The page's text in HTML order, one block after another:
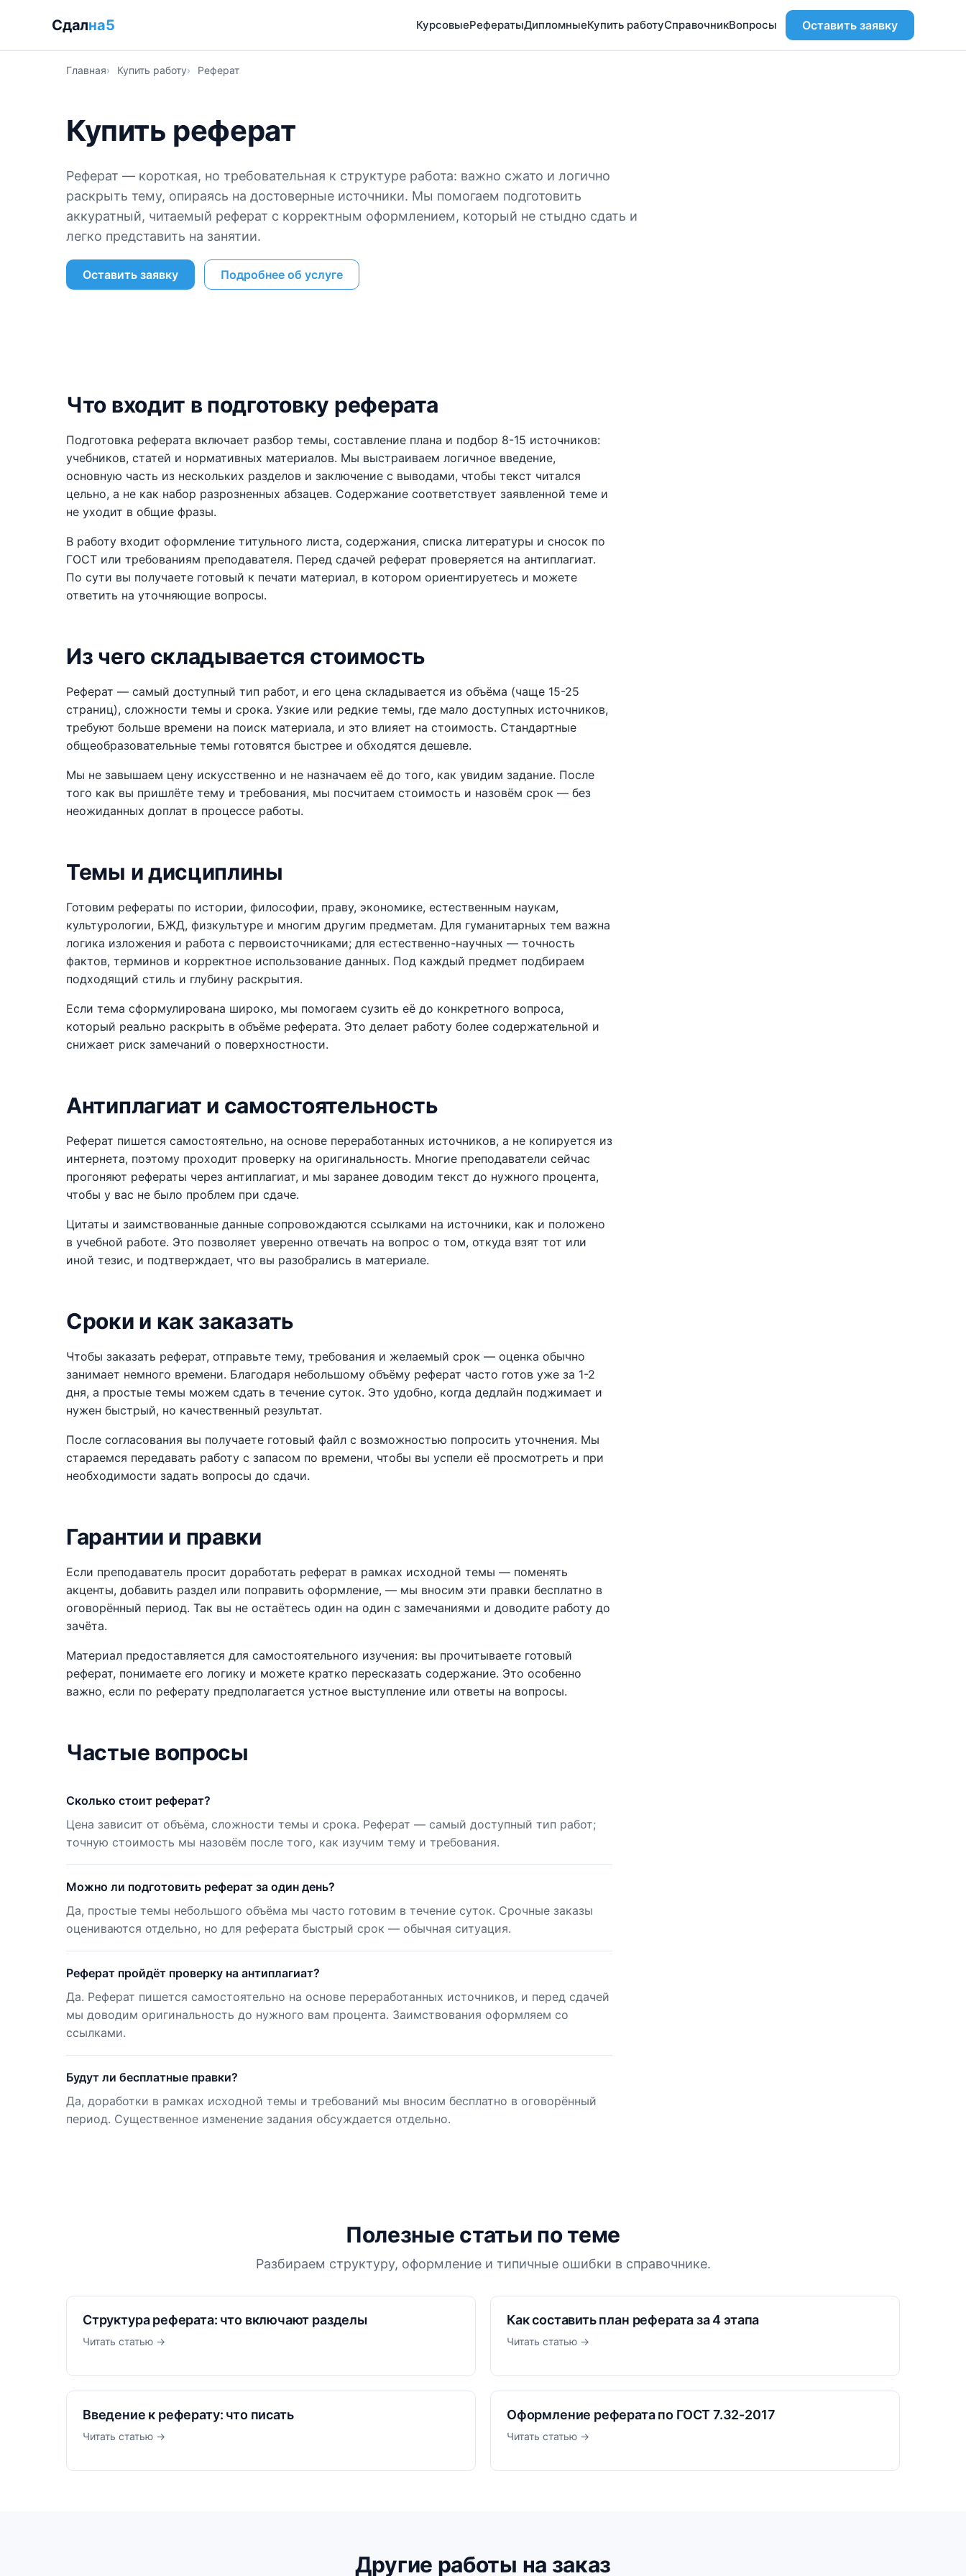
Сдална5 КурсовыеРефератыДипломныеКупить работуСправочникВопросы Оставить заявку
Главная Купить работу Реферат
Купить реферат
Реферат — короткая, но требовательная к структуре работа: важно сжато и логично
раскрыть тему, опираясь на достоверные источники. Мы помогаем подготовить
аккуратный, читаемый реферат с корректным оформлением, который не стыдно сдать и
легко представить на занятии.
Оставить заявку Подробнее об услуге
Что входит в подготовку реферата
Подготовка реферата включает разбор темы, составление плана и подбор 8-15 источников:
учебников, статей и нормативных материалов. Мы выстраиваем логичное введение,
основную часть из нескольких разделов и заключение с выводами, чтобы текст читался
цельно, а не как набор разрозненных абзацев. Содержание соответствует заявленной теме и
не уходит в общие фразы.
В работу входит оформление титульного листа, содержания, списка литературы и сносок по
ГОСТ или требованиям преподавателя. Перед сдачей реферат проверяется на антиплагиат.
По сути вы получаете готовый к печати материал, в котором ориентируетесь и можете
ответить на уточняющие вопросы.
Из чего складывается стоимость
Реферат — самый доступный тип работ, и его цена складывается из объёма (чаще 15-25
страниц), сложности темы и срока. Узкие или редкие темы, где мало доступных источников,
требуют больше времени на поиск материала, и это влияет на стоимость. Стандартные
общеобразовательные темы готовятся быстрее и обходятся дешевле.
Мы не завышаем цену искусственно и не назначаем её до того, как увидим задание. После
того как вы пришлёте тему и требования, мы посчитаем стоимость и назовём срок — без
неожиданных доплат в процессе работы.
Темы и дисциплины
Готовим рефераты по истории, философии, праву, экономике, естественным наукам,
культурологии, БЖД, физкультуре и многим другим предметам. Для гуманитарных тем важна
логика изложения и работа с первоисточниками; для естественно-научных — точность
фактов, терминов и корректное использование данных. Под каждый предмет подбираем
подходящий стиль и глубину раскрытия.
Если тема сформулирована широко, мы помогаем сузить её до конкретного вопроса,
который реально раскрыть в объёме реферата. Это делает работу более содержательной и
снижает риск замечаний о поверхностности.
Антиплагиат и самостоятельность
Реферат пишется самостоятельно, на основе переработанных источников, а не копируется из
интернета, поэтому проходит проверку на оригинальность. Многие преподаватели сейчас
прогоняют рефераты через антиплагиат, и мы заранее доводим текст до нужного процента,
чтобы у вас не было проблем при сдаче.
Цитаты и заимствованные данные сопровождаются ссылками на источники, как и положено
в учебной работе. Это позволяет уверенно отвечать на вопрос о том, откуда взят тот или
иной тезис, и подтверждает, что вы разобрались в материале.
Сроки и как заказать
Чтобы заказать реферат, отправьте тему, требования и желаемый срок — оценка обычно
занимает немного времени. Благодаря небольшому объёму реферат часто готов уже за 1-2
дня, а простые темы можем сдать в течение суток. Это удобно, когда дедлайн поджимает и
нужен быстрый, но качественный результат.
После согласования вы получаете готовый файл с возможностью попросить уточнения. Мы
стараемся передавать работу с запасом по времени, чтобы вы успели её просмотреть и при
необходимости задать вопросы до сдачи.
Гарантии и правки
Если преподаватель просит доработать реферат в рамках исходной темы — поменять
акценты, добавить раздел или поправить оформление, — мы вносим эти правки бесплатно в
оговорённый период. Так вы не остаётесь один на один с замечаниями и доводите работу до
зачёта.
Материал предоставляется для самостоятельного изучения: вы прочитываете готовый
реферат, понимаете его логику и можете кратко пересказать содержание. Это особенно
важно, если по реферату предполагается устное выступление или ответы на вопросы.
Частые вопросы
Сколько стоит реферат?
Цена зависит от объёма, сложности темы и срока. Реферат — самый доступный тип работ;
точную стоимость мы назовём после того, как изучим тему и требования.
Можно ли подготовить реферат за один день?
Да, простые темы небольшого объёма мы часто готовим в течение суток. Срочные заказы
оцениваются отдельно, но для реферата быстрый срок — обычная ситуация.
Реферат пройдёт проверку на антиплагиат?
Да. Реферат пишется самостоятельно на основе переработанных источников, и перед сдачей
мы доводим оригинальность до нужного вам процента. Заимствования оформляем со
ссылками.
Будут ли бесплатные правки?
Да, доработки в рамках исходной темы и требований мы вносим бесплатно в оговорённый
период. Существенное изменение задания обсуждается отдельно.
Полезные статьи по теме
Разбираем структуру, оформление и типичные ошибки в справочнике.
Структура реферата: что включают разделы
Читать статью →
Как составить план реферата за 4 этапа
Читать статью →
Введение к реферату: что писать
Читать статью →
Оформление реферата по ГОСТ 7.32-2017
Читать статью →
Другие работы на заказ